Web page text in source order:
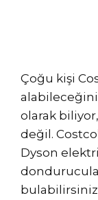
Çoğu kişi
olarak
değil.
Dyson